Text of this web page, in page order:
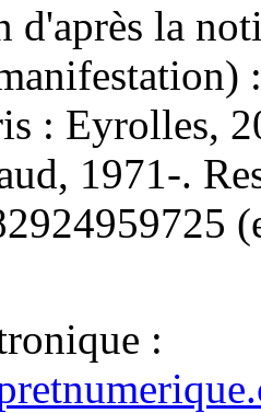
d'après la
: Eyrolles,
1971-.
: